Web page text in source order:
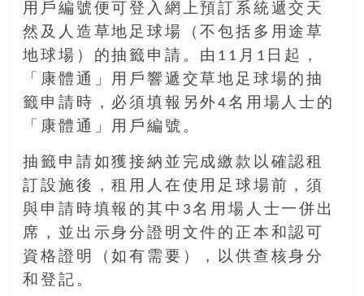
迎
接
豐
第
生。
用戶編號便可登入網上預訂系統遞交天
然及人造草地足球場（不包括多用途草
地球場）的抽籤申請。由11月1日起，
「康體通」用戶響遞交草地足球場的抽
籤申請時，必須填報另外4名用場人士的
「康體通」用戶編號。
抽籤申請如獲接納並完成繳款以確認租
訂設施後，租用人在使用足球場前，須
與申請時填報的其中3名用場人士一併出
席，並出示身分證明文件的正本和認可
資格證明（如有需要），以供查核身分
和登記。